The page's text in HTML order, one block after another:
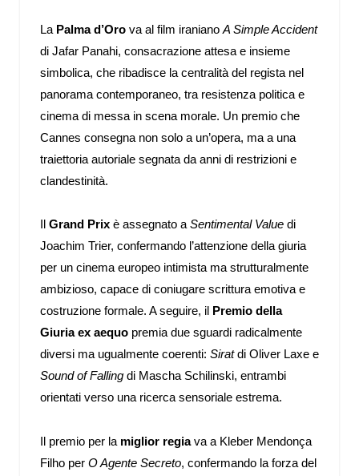
La Palma d’Oro va al film iraniano A Simple Accident
di Jafar Panahi, consacrazione attesa e insieme
simbolica, che ribadisce la centralità del regista nel
panorama contemporaneo, tra resistenza politica e
cinema di messa in scena morale. Un premio che
Cannes consegna non solo a un’opera, ma a una
traiettoria autoriale segnata da anni di restrizioni e
clandestinità.
Grand Prix è assegnato aSentimental Value di
Joachim Trier, confermando l’attenzione della giuria
per un cinema europeo intimista ma strutturalmente
ambizioso, capace di coniugare scrittura emotiva e
costruzione formale. A seguire, il Premio della
Giuria ex aequo premia due sguardi radicalmente
diversi ma ugualmente coerenti: Siratdi Oliver Laxe e
Sound of Falling di Mascha Schilinski, entrambi
orientati verso una ricerca sensoriale estrema.
Il premio per la miglior regiava a Kleber Mendonça
Filho per O Agente Secreto, confermando la forza del